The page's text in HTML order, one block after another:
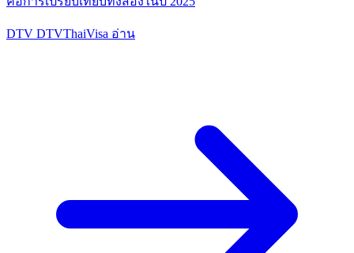
DTV DTVThaiVisa อ่าน